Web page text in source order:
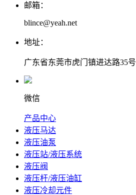
邮箱：
blince@yeah.net
地址：
广东省东莞市虎门镇进达路35号
微信
产品中心
液压马达
液压油泵
液压站/液压系统
液压阀
液压杆/液压油缸
液压冷却元件